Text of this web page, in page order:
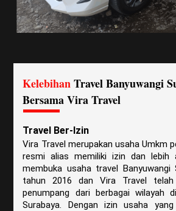
KelebihanTravelBanyuwangi
Bersama Vira Travel
Travel Ber-Izin
Vira Travel merupakan usaha Umkm
resmi alias memiliki izin dan lebih
membuka usaha travel Banyuwangi
tahun 2016 dan Vira Travel telah
penumpang dari berbagai wilayah
Surabaya. Dengan izin usaha